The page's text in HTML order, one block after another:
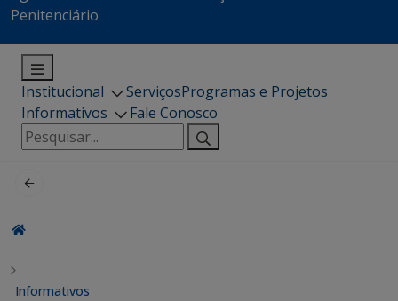
Penitenciário
Institucional ServiçosProgramas e Projetos
Informativos
Fale Conosco
Pesquisar
por:
Informativos